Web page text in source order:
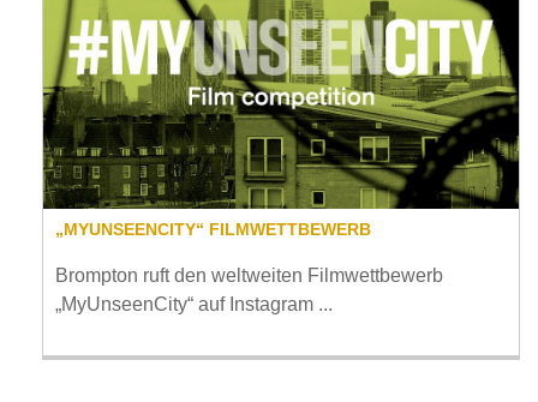
„MYUNSEENCITY“ FILMWETTBEWERB
Brompton ruft den weltweiten Filmwettbewerb
„MyUnseenCity“ auf Instagram ...